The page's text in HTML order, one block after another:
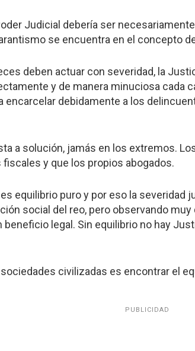
Judicial debería ser
se encuentra en el concepto
deben actuar con severidad, la
y de manera minuciosa cada
encarcelar debidamente a los
a solución, jamás en los extremos.
fiscales y que los propios abogados.
equilibrio puro y por eso la severidad
social del reo, pero observando
beneficio legal. Sin equilibrio no hay
civilizadas es encontrar el
PUBLICIDAD